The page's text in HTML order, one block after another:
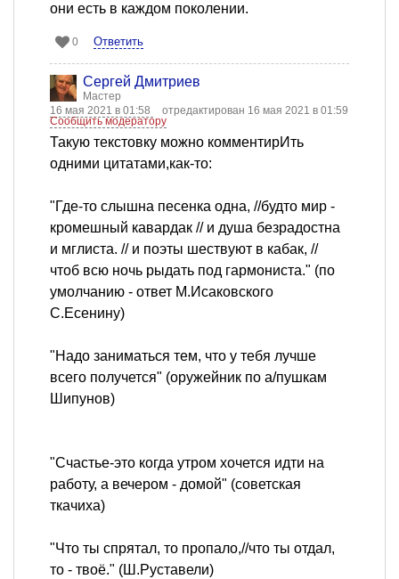
они есть в каждом поколении.
0 Ответить
Сергей Дмитриев
Мастер
16 мая 2021 в 01:58
отредактирован 16 мая 2021 в 01:59
Сообщить модератору
Такую текстовку можно комментирИть
одними цитатами,как-то:
"Где-то слышна песенка одна, //будто мир -
кромешный кавардак // и душа безрадостна
и мглиста. // и поэты шествуют в кабак, //
чтоб всю ночь рыдать под гармониста." (по
умолчанию - ответ М.Исаковского
С.Есенину)
"Надо заниматься тем, что у тебя лучше
всего получется" (оружейник по а/пушкам
Шипунов)
"Счастье-это когда утром хочется идти на
работу, а вечером - домой" (советская
ткачиха)
"Что ты спрятал, то пропало,//что ты отдал,
то - твоё." (Ш.Руставели)